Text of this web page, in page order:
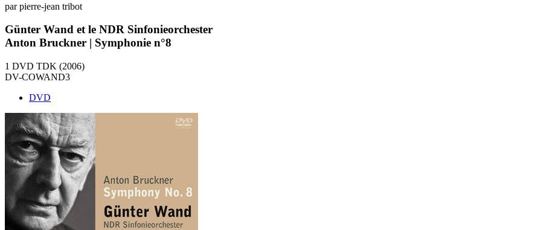
par pierre-jean tribot
Günter Wand et le NDR Sinfonieorchester
Anton Bruckner | Symphonie n°8
1 DVD TDK (2006)
DV-COWAND3
DVD